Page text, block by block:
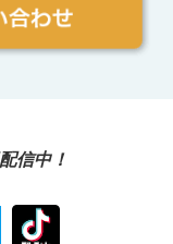
信中！